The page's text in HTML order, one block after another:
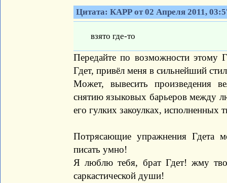
Цитата: КАРР от 02 Апреля 2011,
взято где-то
Передайте по возможности этому
Гдет, привёл меня в сильнейший
Может, вывесить произведения
снятию языковых барьеров между
его гулких закоулках, исполненных
Потрясающие упражнения Гдета
писать умно!
Я люблю тебя, брат Гдет! жму
саркастической души!